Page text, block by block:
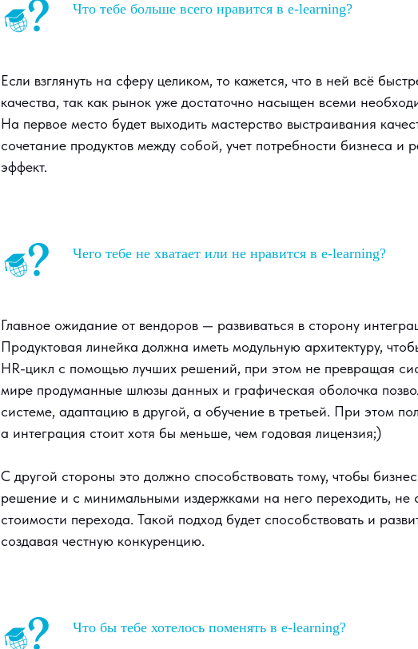
Что тебе больше всего нравится в e-learning?
Если взглянуть на сферу целиком, то кажется, что в ней всё
качества, так как рынок уже достаточно насыщен всеми
На первое место будет выходить мастерство выстраивания
сочетание продуктов между собой, учет потребности бизнеса и
эффект.
Чего тебе не хватает или не нравится в e-learning?
Главное ожидание от вендоров — развиваться в сторону
Продуктовая линейка должна иметь модульную архитектуру,
HR-цикл с помощью лучших решений, при этом не превращая
мире продуманные шлюзы данных и графическая оболочка
системе, адаптацию в другой, а обучение в третьей. При этом
а интеграция стоит хотя бы меньше, чем годовая лицензия;)
С другой стороны это должно способствовать тому, чтобы
решение и с минимальными издержками на него переходить, не
стоимости перехода. Такой подход будет способствовать и
создавая честную конкуренцию.
Что бы тебе хотелось поменять в e-learning?